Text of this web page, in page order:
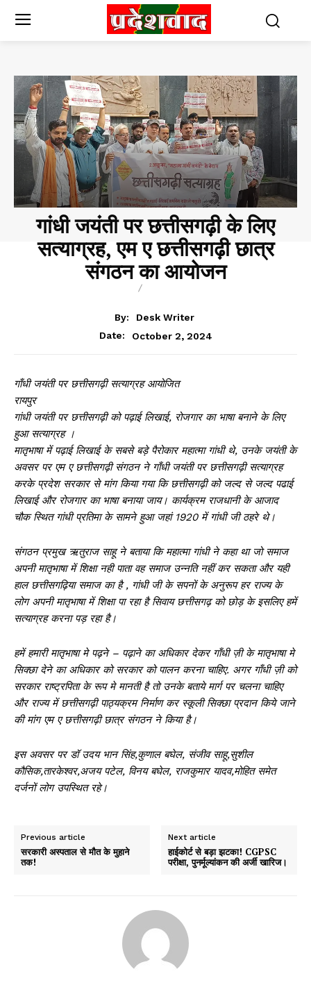
गांधी जयंती पर छत्तीसगढ़ी के लिए
सत्याग्रह, एम ए छत्तीसगढ़ी छात्र
संगठन का आयोजन
By:
Desk Writer
Date:
October 2, 2024
गाँधी जयंती पर छत्तीसगढ़ी सत्याग्रह आयोजित
रायपुर
गांधी जयंती पर छत्तीसगढ़ी को पढ़ाई लिखाई, रोजगार का भाषा बनाने के लिए
हुआ सत्याग्रह ।
मातृभाषा में पढ़ाई लिखाई के सबसे बड़े पैरोकार महात्मा गांधी थे, उनके जयंती के
अवसर पर एम ए छत्तीसगढ़ी संगठन ने गाँधी जयंती पर छत्तीसगढ़ी सत्याग्रह
करके प्रदेश सरकार से मांग किया गया कि छत्तीसगढ़ी को जल्द से जल्द पढाई
लिखाई और रोजगार का भाषा बनाया जाय। कार्यक्रम राजधानी के आजाद
चौक स्थित गांधी प्रतिमा के सामने हुआ जहां 1920 में गांधी जी ठहरे थे।
संगठन प्रमुख ऋतुराज साहू ने बताया कि महात्मा गांधी ने कहा था जो समाज
अपनी मातृभाषा में शिक्षा नही पाता वह समाज उन्नति नहीं कर सकता और यही
हाल छत्तीसगढ़िया समाज का है , गांधी जी के सपनों के अनुरूप हर राज्य के
लोग अपनी मातृभाषा में शिक्षा पा रहा है सिवाय छत्तीसगढ़ को छोड़ के इसलिए हमें
सत्याग्रह करना पड़ रहा है।
हमें हमारी मातृभाषा मे पढ़ने – पढ़ाने का अधिकार देकर गाँधी ज़ी के मातृभाषा मे
सिक्छा देने का अधिकार को सरकार को पालन करना चाहिए. अगर गाँधी ज़ी को
सरकार राष्ट्रपिता के रूप मे मानती है तो उनके बताये मार्ग पर चलना चाहिए
और राज्य में छत्तीसगढ़ी पाठ्यक्रम निर्माण कर स्कूली सिक्छा प्रदान किये जाने
की मांग एम ए छत्तीसगढ़ी छात्र संगठन ने किया है।
इस अवसर पर डॉ उदय भान सिंह,कुणाल बघेल, संजीव साहू,सुशील
कौसिक,तारकेश्वर,अजय पटेल, विनय बघेल, राजकुमार यादव,मोहित समेत
दर्जनों लोग उपस्थित रहे।
Previous article
सरकारी अस्पताल से मौत के मुहाने
तक!
Next article
हाईकोर्ट से बड़ा झटका! CGPSC
परीक्षा, पुनर्मूल्यांकन की अर्जी खारिज।